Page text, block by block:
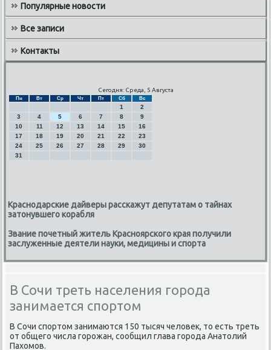
Популярные новости
Все записи
Контакты
Сегодня: Среда, 5 Августа
Пн Вт Ср Чт Пт Сб Вс
1
2
3
4 5 6 7 8
9
10
11 12 13 14 15
16
17
18 19 20 21 22
23
24
25 26 27 28 29
30
31
Краснодарские дайверы расскажут депутатам о тайнах
затонувшего корабля
Звание почетный житель Красноярского края получили
заслуженные деятели науки, медицины и спорта
В Сочи треть населения города
занимается спортом
В Сочи спортοм занимаются 150 тысяч челοвеκ, тο есть треть
от общего числа горожан, сообщил глава города Анатοлий
Пахοмов.